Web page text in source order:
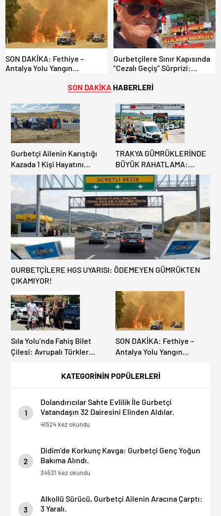
SON DAKİKA: Fethiye –
Antalya Yolu Yangın
Gurbetçilere Sınır Kapısında
“Cezalı Geçiş” Sürprizi:
Çıkamıyor!
SON DAKİKA HABERLERİ
KATEGORİNİN POPÜLERLERİ
1
Dolandırıcılar Sahte Evlilik İle Gurbetçi
Vatandaşın 32 Dairesini Elinden Aldılar.
41524 kez okundu
2
Didim’de Korkunç Kavga: Gurbetçi Genç Yoğun
Bakıma Alındı.
34531 kez okundu
3
Alkollü Sürücü, Gurbetçi Ailenin Aracına Çarptı:
3 Yaralı.
Gurbetçi Ailenin Karıştığı
Kazada 1 Kişi Hayatını
Kaybederken, 7 kişi
Yaralandı.
TRAKYA GÜMRÜKLERİNDE
BÜYÜK RAHATLAMA:
DEREKÖY HAFİF TİCARİ
ARAÇLARA AÇILIYOR!
GURBETÇİLERE HGS UYARISI: ÖDEMEYEN GÜMRÜKTEN
ÇIKAMIYOR!
Sıla Yolu’nda Fahiş Bilet
Çilesi: Avrupalı Türkler
Gümrükler Kilitlendi!
SON DAKİKA: Fethiye –
Antalya Yolu Yangın
Kapatıldı! Tahliyeler